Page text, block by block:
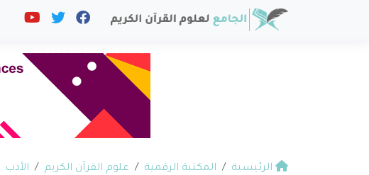
الرئيسية المكتبة الرقمية علوم القرآن الكريم الأدب